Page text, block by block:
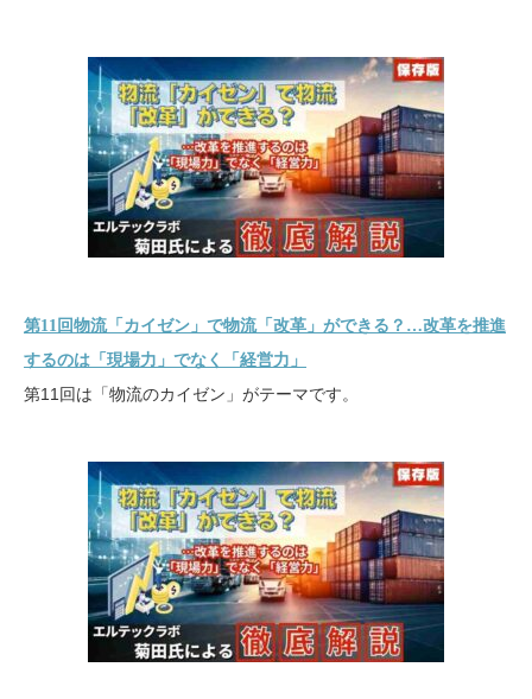
第11回物流「カイゼン」で物流「改革」ができる？…改革を推進
するのは「現場力」でなく「経営力」
第11回は「物流のカイゼン」がテーマです。